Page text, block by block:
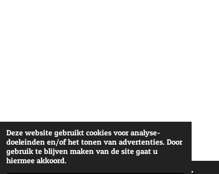
Deze website gebruikt cookies voor analyse-
doeleinden en/of het tonen van advertenties. Door
gebruik te blijven maken van de site gaat u
hiermee akkoord.